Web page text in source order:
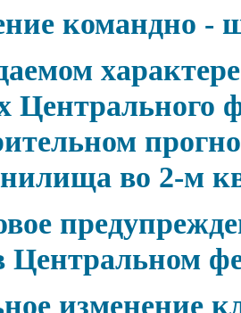
командно -
характере
Центрального
во 2-м
Центральном
изменение